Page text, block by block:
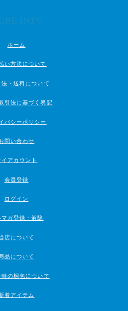
INFO
ホーム
い方法について
・送料について
引法に基づく表記
バシーポリシー
問い合わせ
イアカウント
会員登録
ログイン
マガ登録・解除
店について
品について
時の梱包について
着アイテム